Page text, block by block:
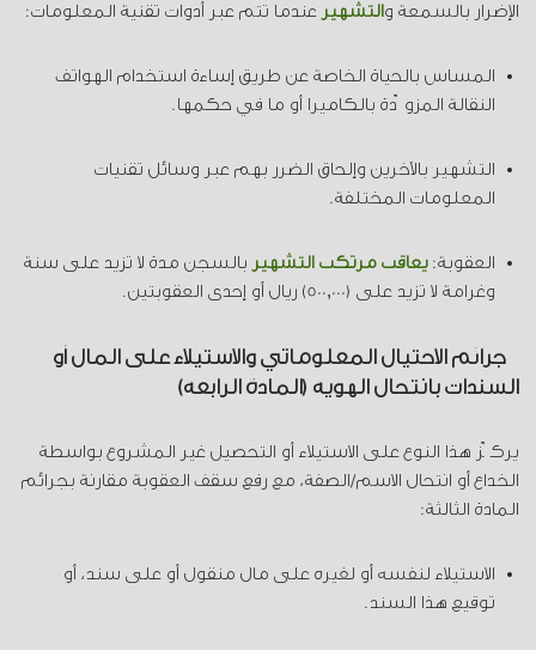
الإضرار بالسمعة و التشهير عندما تتم عبر أدوات تقنية المعلومات:
المساس بالحياة الخاصة عن طريق إساءة استخدام الهواتف
النقالة المزوّدة بالكاميرا أو ما في حكمها.
التشهير بالآخرين وإلحاق الضرر بهم عبر وسائل تقنيات
المعلومات المختلفة.
العقوبة:يعاقب مرتكب التشهير بالسجن مدة لا تزيد على سنة
وغرامة لا تزيد على (500,000) ريال أو إحدى العقوبتين.
جرائم الاحتيال المعلوماتي والاستيلاء على المال أو
السندات بانتحال الهوية (المادة الرابعة)
يركّز هذا النوع على الاستيلاء أو التحصيل غير المشروع بواسطة
الخداع أو انتحال الاسم/الصفة، مع رفع سقف العقوبة مقارنة بجرائم
المادة الثالثة:
الاستيلاء لنفسه أو لغيره على مال منقول أو على سند، أو
توقيع هذا السند.